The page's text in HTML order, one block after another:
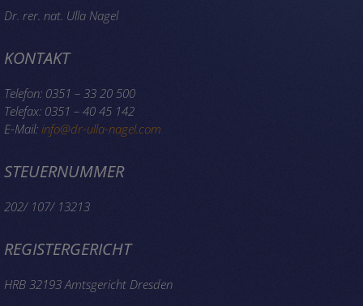
Dr. rer. nat. Ulla Nagel
KONTAKT
Telefon: 0351 – 33 20 500
Telefax: 0351 – 40 45 142
E-Mail: info@dr-ulla-nagel.com
STEUERNUMMER
202/ 107/ 13213
REGISTERGERICHT
HRB 32193 Amtsgericht Dresden